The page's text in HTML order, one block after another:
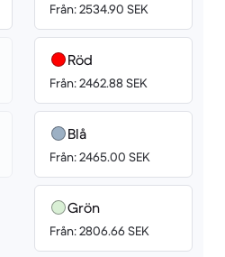
Från: 2534.90 SEK
Röd
Från: 2462.88 SEK
Blå
Från: 2465.00 SEK
Grön
Från: 2806.66 SEK